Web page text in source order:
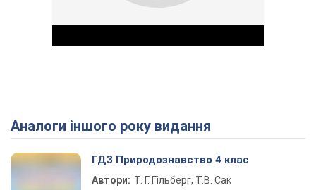
Play Video
Аналоги іншого року видання
ГДЗ Природознавство 4 клас
Автори: Т. Г. Гільберг, Т.В. Сак